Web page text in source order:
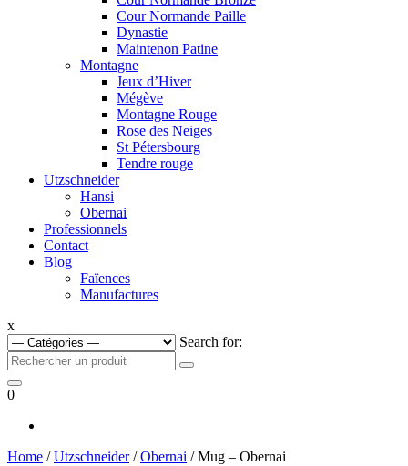
Cour Normande Paille
Dynastie
Maintenon Patine
Montagne
Jeux d’Hiver
Mégève
Montagne Rouge
Rose des Neiges
St Pétersbourg
Tendre rouge
Utzschneider
Hansi
Obernai
Professionnels
Contact
Blog
Faïences
Manufactures
x
Search for:
0
Home /Utzschneider/Obernai / Mug – Obernai